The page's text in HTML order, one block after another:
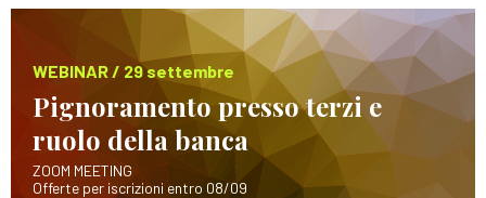
WEBINAR / 29 settembre
Pignoramento presso terzi e
ruolo della banca
ZOOM MEETING
Offerte per iscrizioni entro 08/09